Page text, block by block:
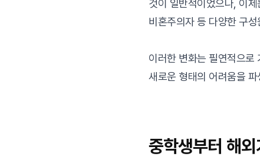
것이 일반적이었으나, 이
비혼주의자 등 다양한 구
이러한 변화는 필연적으로
새로운 형태의 어려움을 파
중학생부터 해